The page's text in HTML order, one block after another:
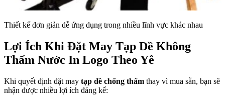
Thiết kế đơn giản dễ ứng dụng trong nhiều lĩnh vực khác nhau
Lợi Ích Khi Đặt May Tạp Dề Không
Thấm Nước In Logo Theo Yê
Khi quyết định đặt may tạp dề chống thấm thay vì mua sẵn, bạn sẽ
nhận được nhiều lợi ích đáng kể: